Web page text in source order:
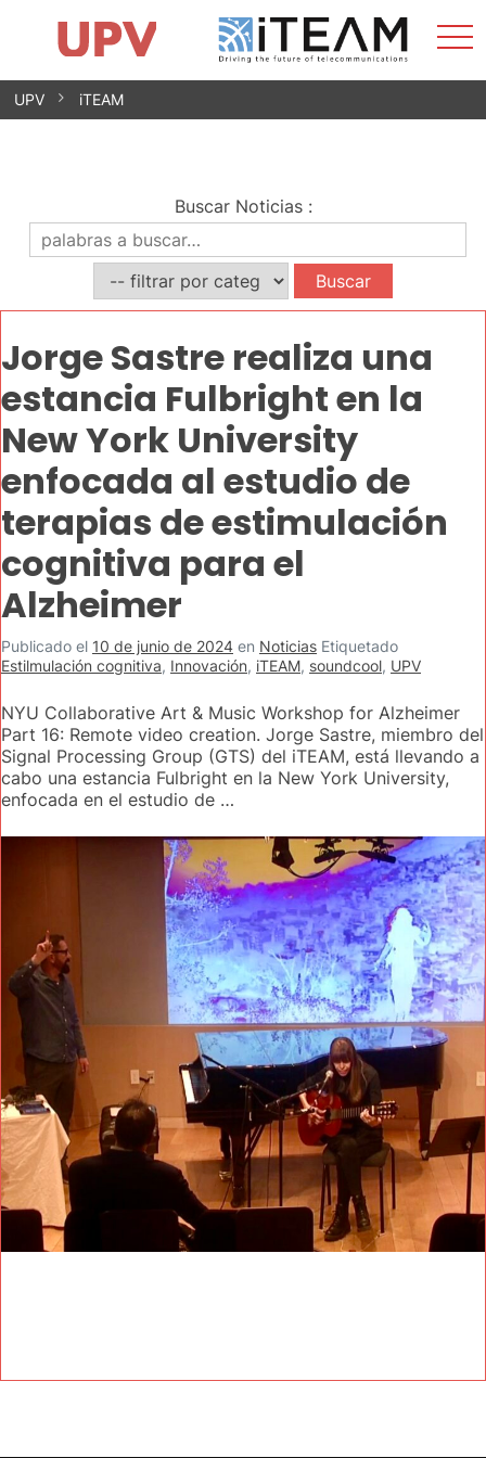
Saltar
Impacto
Grupos de investigación
Instalaciones
Spin-offs
Contacto
Prácticas
Noticias
Unidad de Igualdad
UPV iTEAM
Buscar Noticias:
Jorge Sastre realiza una
estancia Fulbright en la
New York University
enfocada al estudio de
terapias de estimulación
cognitiva para el
Alzheimer
Publicado el 10 de junio de 2024 en Noticias Etiquetado
Estilmulación cognitiva, Innovación, iTEAM, soundcool, UPV
NYU Collaborative Art & Music Workshop for Alzheimer
Part 16: Remote video creation. Jorge Sastre, miembro del
Signal Processing Group (GTS) del iTEAM, está llevando a
cabo una estancia Fulbright en la New York University,
enfocada en el estudio de …